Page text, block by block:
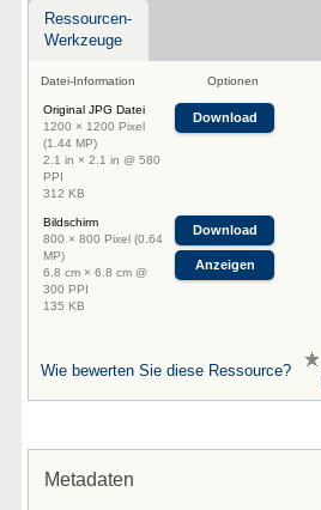
Ressourcen-
Werkzeuge
Datei-Information Optionen
Original JPG Datei
1200 × 1200 Pixel
(1.44 MP)
2.1 in × 2.1 in @ 580
PPI
312 KB
Download
Bildschirm
800 × 800 Pixel (0.64
MP)
6.8 cm × 6.8 cm @
300 PPI
135 KB
Download
Anzeigen
Wie bewerten Sie diese Ressource?
Metadaten